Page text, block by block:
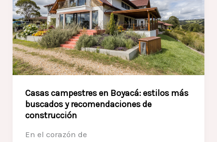
toque
rústico
y
acogedor
que
enamora
Casas campestres en Boyacá: estilos más
buscados y recomendaciones de
construcción
En el corazón de